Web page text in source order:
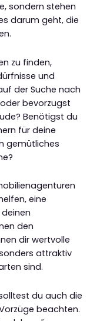
sondern stehen
darum geht, die
zu finden,
und
der Suche nach
bevorzugst
Benötigst du
für deine
gemütliches
eine
den
dir wertvolle
attraktiv
sind.
du auch die
beachten.